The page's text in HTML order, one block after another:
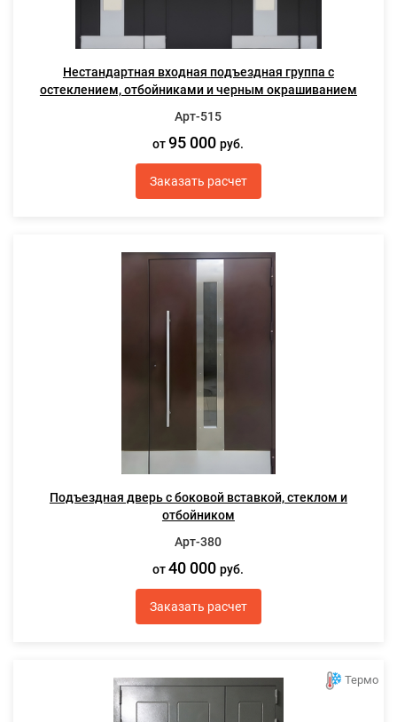
Нестандартная входная подъездная группа с
остеклением, отбойниками и черным окрашиванием
Арт-515
от95 000руб.
Заказать расчет
Подъездная дверь с боковой вставкой, стеклом и
отбойником
Арт-380
от40 000руб.
Заказать расчет
Термо